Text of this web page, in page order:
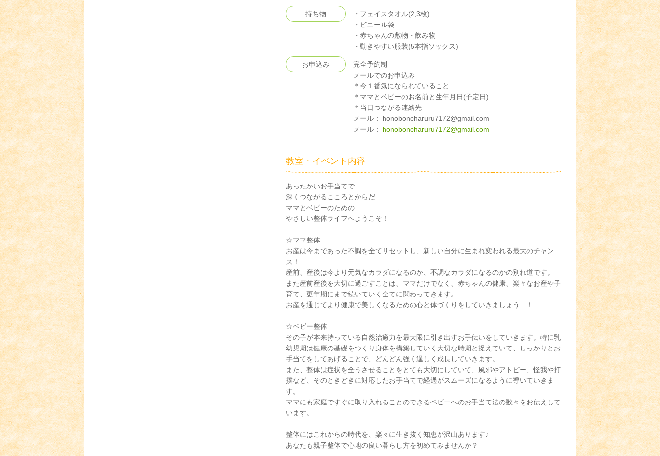
持ち物
・フェイスタオル(2,3枚)
・ビニール袋
・赤ちゃんの敷物・飲み物
・動きやすい服装(5本指ソックス)
お申込み
完全予約制
メールでのお申込み
＊今１番気になられていること
＊ママとベビーのお名前と生年月日(予定日)
＊当日つながる連絡先
メール： honobonoharuru7172@gmail.com
メール：
honobonoharuru7172@gmail.com
教室・イベント内容
あったかいお手当てで
深くつながるこころとからだ…
ママとベビーのための
やさしい整体ライフへようこそ！
☆ママ整体
お産は今まであった不調を全てリセットし、新しい自分に生まれ変われる最大のチャン
ス！！
産前、産後は今より元気なカラダになるのか、不調なカラダになるのかの別れ道です。
また産前産後を大切に過ごすことは、ママだけでなく、赤ちゃんの健康、楽々なお産や子
育て、更年期にまで続いていく全てに関わってきます。
お産を通じてより健康で美しくなるための心と体づくりをしていきましょう！！
☆ベビー整体
その子が本来持っている自然治癒力を最大限に引き出すお手伝いをしていきます。特に乳
幼児期は健康の基礎をつくり身体を構築していく大切な時期と捉えていて、しっかりとお
手当てをしてあげることで、どんどん強く逞しく成長していきます。
また、整体は症状を全うさせることをとても大切にしていて、風邪やアトピー、怪我や打
撲など、そのときどきに対応したお手当てで経過がスムーズになるように導いていきま
す。
ママにも家庭ですぐに取り入れることのできるベビーへのお手当て法の数々をお伝えして
います。
整体にはこれからの時代を、楽々に生き抜く知恵が沢山あります♪
あなたも親子整体で心地の良い暮らし方を初めてみませんか？